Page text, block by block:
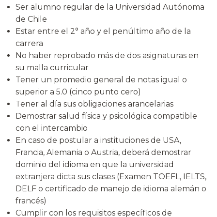
Ser alumno regular de la Universidad Autónoma
de Chile
Estar entre el 2° año y el penúltimo año de la
carrera
No haber reprobado más de dos asignaturas en
su malla curricular
Tener un promedio general de notas igual o
superior a 5.0 (cinco punto cero)
Tener al día sus obligaciones arancelarias
Demostrar salud física y psicológica compatible
con el intercambio
En caso de postular a instituciones de USA,
Francia, Alemania o Austria, deberá demostrar
dominio del idioma en que la universidad
extranjera dicta sus clases (Examen TOEFL, IELTS,
DELF o certificado de manejo de idioma alemán o
francés)
Cumplir con los requisitos específicos de